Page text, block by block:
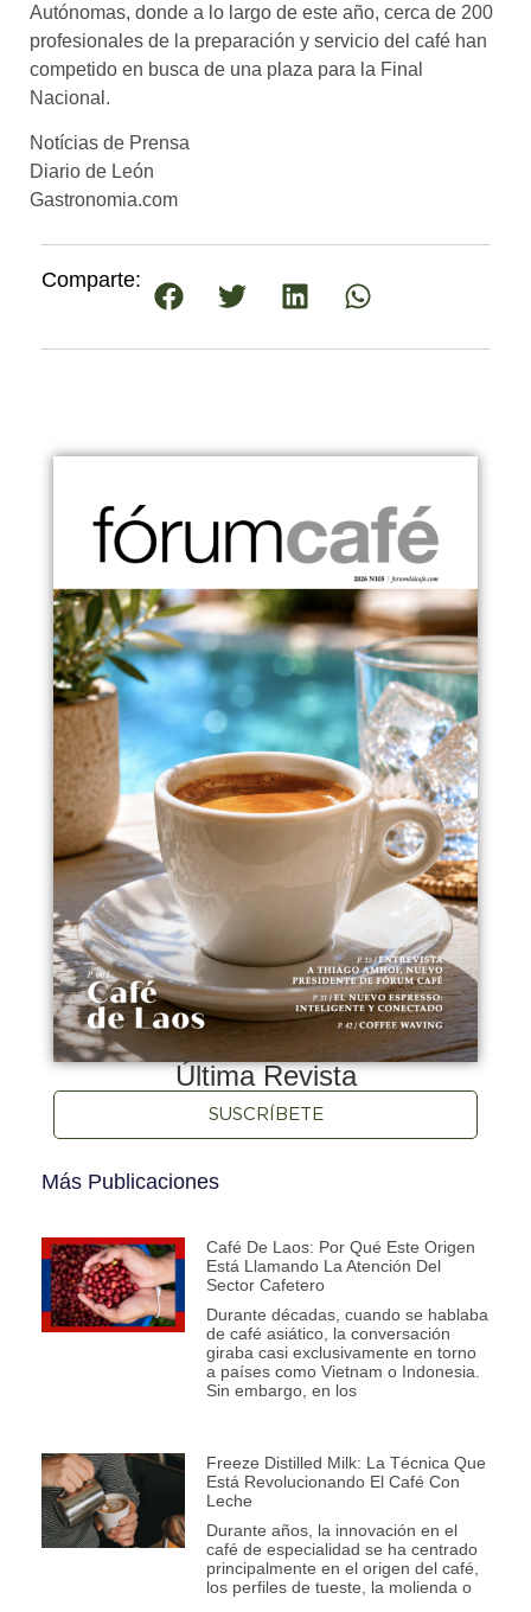
Autónomas, donde a lo largo de este año, cerca de 200
profesionales de la preparación y servicio del café han
competido en busca de una plaza para la Final
Nacional.
Notícias de Prensa
Diario de León
Gastronomia.com
Comparte:
Última Revista
SUSCRÍBETE
Más Publicaciones
Café De Laos: Por Qué Este Origen
Está Llamando La Atención Del
Sector Cafetero
Durante décadas, cuando se hablaba
de café asiático, la conversación
giraba casi exclusivamente en torno
a países como Vietnam o Indonesia.
Sin embargo, en los
Freeze Distilled Milk: La Técnica Que
Está Revolucionando El Café Con
Leche
Durante años, la innovación en el
café de especialidad se ha centrado
principalmente en el origen del café,
los perfiles de tueste, la molienda o